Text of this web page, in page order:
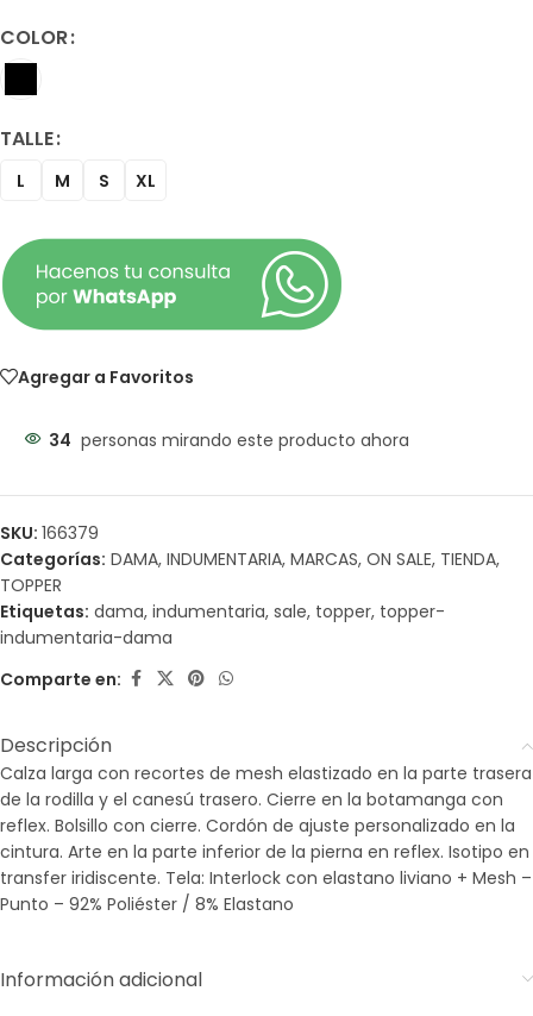
COLOR
TALLE
L M S XL
Agregar a Favoritos
34 personas mirando este producto ahora
SKU: 166379
Categorías: DAMA, INDUMENTARIA, MARCAS, ON SALE, TIENDA,
TOPPER
Etiquetas: dama, indumentaria, sale, topper, topper-
indumentaria-dama
Comparte en:
Descripción
Calza larga con recortes de mesh elastizado en la parte trasera
de la rodilla y el canesú trasero. Cierre en la botamanga con
reflex. Bolsillo con cierre. Cordón de ajuste personalizado en la
cintura. Arte en la parte inferior de la pierna en reflex. Isotipo en
transfer iridiscente. Tela: Interlock con elastano liviano + Mesh –
Punto – 92% Poliéster / 8% Elastano
Información adicional